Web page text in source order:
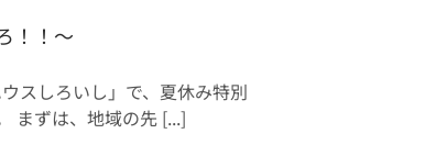
！！～
スしろいし」で、夏休み特別
まずは、地域の先 [...]